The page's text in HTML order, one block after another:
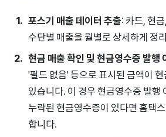
포스기 매출 데이터 추출: 카드, 현
수단별 매출을 월별로 상세하게 정
현금 매출 확인 및 현금영수증 발행
'필드 없음' 등으로 표시된 금액이
있습니다. 이 경우 현금영수증 발행
누락된 현금영수증이 있다면 홈택
합니다.